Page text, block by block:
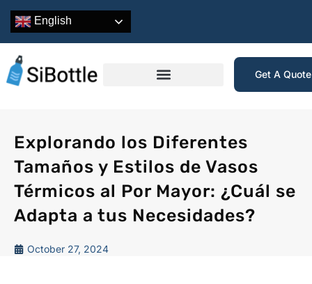
English
Get A
Explorando los Diferentes
Tamaños y Estilos de Vasos
Térmicos al Por Mayor: ¿Cuál se
Adapta a tus Necesidades?
October 27, 2024